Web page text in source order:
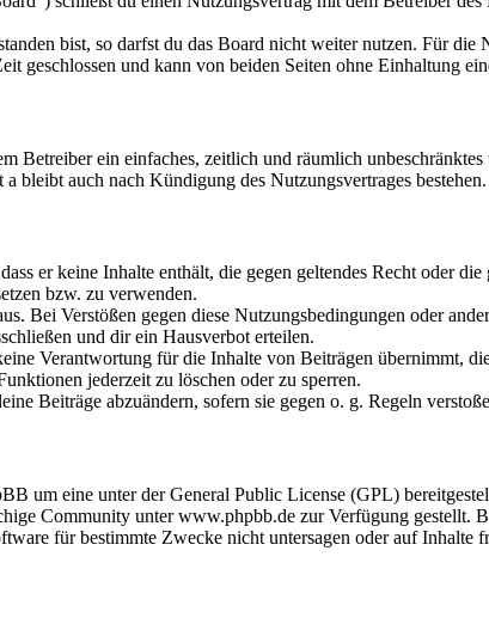
bist, so darfst du das Board nicht weiter nutzen. Für
geschlossen und kann von beiden Seiten ohne Einhaltung
Betreiber ein einfaches, zeitlich und räumlich
bleibt auch nach Kündigung des Nutzungsvertrages bestehen.
er keine Inhalte enthält, die gegen geltendes Recht oder
bzw. zu verwenden.
Bei Verstößen gegen diese Nutzungsbedingungen oder
und dir ein Hausverbot erteilen.
Verantwortung für die Inhalte von Beiträgen übernimmt,
jederzeit zu löschen oder zu sperren.
Beiträge abzuändern, sofern sie gegen o. g. Regeln
um eine unter der General Public License (GPL)
Community unter www.phpbb.de zur Verfügung
für bestimmte Zwecke nicht untersagen oder auf Inhalte